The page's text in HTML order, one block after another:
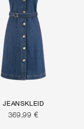
JEANSKLEID
369,99 €